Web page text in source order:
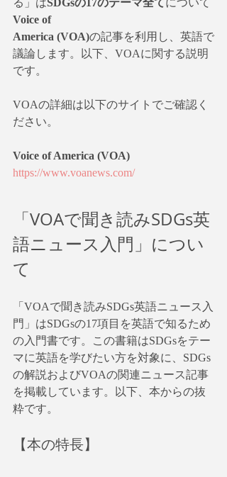
る」はSDGsの17のテーマ全て について
Voice of
America (VOA)の記事を利用し、英語で
議論します。以下、VOAに関する説明
です。
VOAの詳細は以下のサイトでご確認く
ださい。
Voice of America (VOA)
https://www.voanews.com/
「VOAで聞き読みSDGs英
語ニュース入門」につい
て
「VOAで聞き読みSDGs英語ニュース入
門」はSDGsの17項目を英語で知るため
の入門書です。この書籍はSDGsをテー
マに英語を学びたい方を対象に、SDGs
の解説およびVOAの関連ニュース記事
を掲載しています。以下、本からの抜
粋です。
【本の特長】